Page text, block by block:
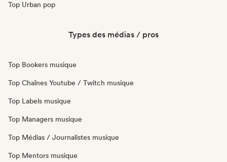
Top Urban pop
Types des médias / pros
Top Bookers musique
Top Chaînes Youtube / Twitch musique
Top Labels musique
Top Managers musique
Top Médias / Journalistes musique
Top Mentors musique